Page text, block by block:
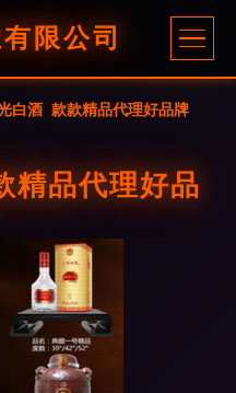
限公司
白酒 款款精品代理好品牌
精品代理好品